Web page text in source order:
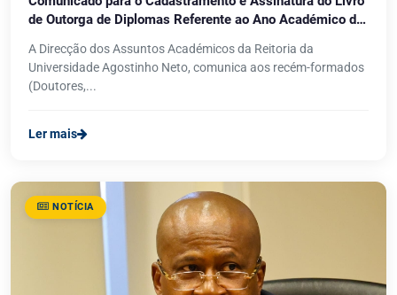
de Outorga de Diplomas Referente ao Ano Académico de
A Direcção dos Assuntos Académicos da Reitoria da
Universidade Agostinho Neto, comunica aos recém-formados
(Doutores,...
Ler mais
NOTÍCIA